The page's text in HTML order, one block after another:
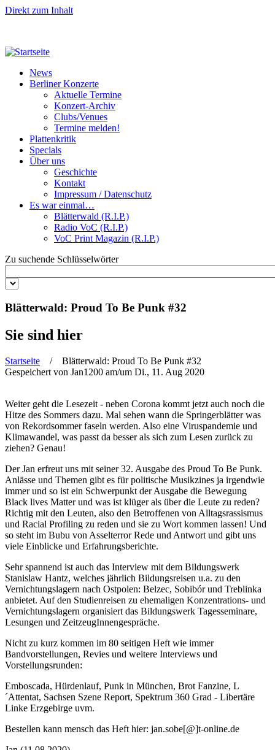
Direkt zum Inhalt
News
Berliner Konzerte
Aktuelle Termine
Konzert-Archiv
Clubs/Venues
Termine melden!
Plattenkritik
Specials
Über uns
Geschichte
Kontakt
Impressum / Datenschutz
Es war einmal…
Blätterwald (R.I.P.)
Radio VoC (R.I.P.)
VoC Print Magazin (R.I.P.)
Zu suchende Schlüsselwörter
Blätterwald: Proud To Be Punk #32
Sie sind hier
Startseite / Blätterwald: Proud To Be Punk #32
Gespeichert von Jan1200 am/um Di., 11. Aug 2020
Weiter geht die Lesezeit - neben Corona kommt jetzt auch noch die
Hitze des Sommers dazu. Mal sehen wann die Springerblätter was
von Rekordsommer faseln werden. Also eine Viruspandemie und
Klimawandel, was passt da besser als sich zum Lesen zurück zu
ziehen? Genau!
Der Jan erfreut uns mit seiner 32. Ausgabe des Proud To Be Punk.
Anlässe und Themen gibt es für politische Musikzines ja irgendwie
immer und so ist ein Schwerpunkt der Ausgabe die Bewegung
Black lives Matter und was ist klüger als über die Leute zu reden?
Richtig mit den Leuten, also den Betroffenen von Alltagsrassismus
und Racial Profiling zu reden und sie zu Wort kommen lassen! Und
so steht im Bubu von Asselterror Rede und Antwort und gibt uns
viele Einblicke und Erfahrungsberichte.
Sehr spannend ist auch das Interview mit dem Bildungswerk
Stanislaw Hantz, welches jährlich Bildungsreisen u.a. zu den
Vernichtungslagern nach Ostpolen: Belzec, Sobibór und Treblinka
anbietet. Auf den Studienreisen zu ehemaligen Konzentrations- und
Vernichtungslagern organisiert das Bildungswerk Tagesseminare,
Lesungen und ZeitzeugInnengespräche.
Nicht zu kurz kommen im 80 seitigen Heft wie immer
Bandvorstellungen, Revies und weitere Interviews und
Vorstellungsrunden:
Emboscada, Hürdenlauf, Punk in München, Brot Fanzine, L
´Attentat, Sachsen Szene Report, Spektrum 360 Grad - Libertäre
Linke Erzgebirge uvm.
Bestellen kann mensch das Heft hier: jan.sobe[@]t-online.de